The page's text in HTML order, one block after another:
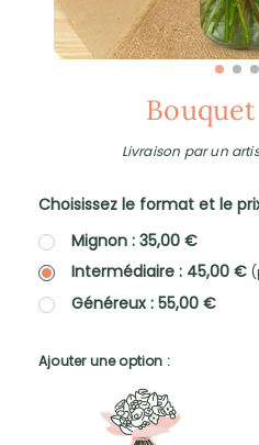
Livraison par un
Choisissez le format et le
Mignon : 35,00 €
Intermédiaire : 45,00 €
Généreux : 55,00 €
Ajouter une option :